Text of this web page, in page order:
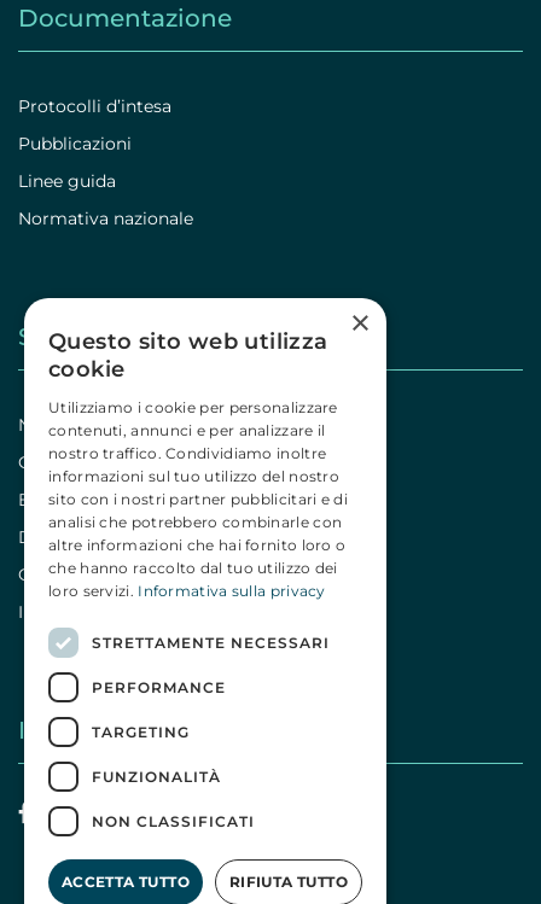
Documentazione
Protocolli d’intesa
Pubblicazioni
Linee guida
Normativa nazionale
Stampa
Notizie
Comunicati
Editoriali
Dicono di noi
Campagne
Iniziative
I nostri social
×
Questo sito web utilizza
cookie
Utilizziamo i cookie per personalizzare
contenuti, annunci e per analizzare il
nostro traffico. Condividiamo inoltre
informazioni sul tuo utilizzo del nostro
sito con i nostri partner pubblicitari e di
analisi che potrebbero combinarle con
altre informazioni che hai fornito loro o
che hanno raccolto dal tuo utilizzo dei
loro servizi. Informativa sulla privacy
STRETTAMENTE NECESSARI
PERFORMANCE
TARGETING
FUNZIONALITÀ
NON CLASSIFICATI
ACCETTA TUTTO RIFIUTA TUTTO